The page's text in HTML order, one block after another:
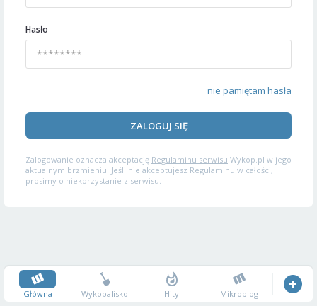
Hasło
nie pamiętam hasła
ZALOGUJ SIĘ
Zalogowanie oznacza akceptację Regulaminu serwisu Wykop.pl w jego
aktualnym brzmieniu. Jeśli nie akceptujesz Regulaminu w całości,
prosimy o niekorzystanie z serwisu.
Główna Wykopalisko Hity Mikroblog